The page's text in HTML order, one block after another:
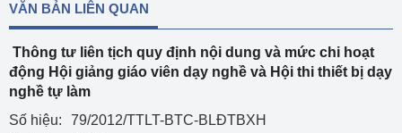
VĂN BẢN LIÊN QUAN
Thông tư liên tịch quy định nội dung và mức chi hoạt
động Hội giảng giáo viên dạy nghề và Hội thi thiết bị dạy
nghề tự làm
Số hiệu:
79/2012/TTLT-BTC-BLĐTBXH